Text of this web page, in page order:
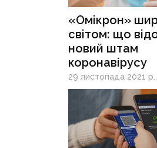
«Омікрон»
світом: що
новий штам
коронавірусу
29 листопада 2021